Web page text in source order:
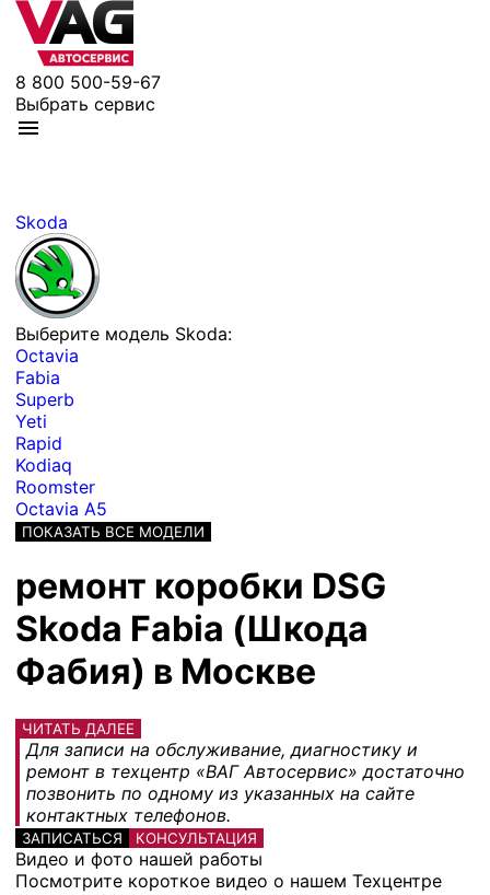
8 800 500-59-67
Выбрать сервис
Skoda
Выберите модель Skoda:
Octavia
Fabia
Superb
Yeti
Rapid
Kodiaq
Roomster
Octavia A5
ПОКАЗАТЬ ВСЕ МОДЕЛИ
ремонт коробки DSG
Skoda Fabia (Шкода
Фабия) в Москве
ЧИТАТЬ ДАЛЕЕ
Для записи на обслуживание, диагностику и
ремонт в техцентр «ВАГ Автосервис» достаточно
позвонить по одному из указанных на сайте
контактных телефонов.
ЗАПИСАТЬСЯ КОНСУЛЬТАЦИЯ
Видео и фото нашей работы
Посмотрите короткое видео о нашем Техцентре